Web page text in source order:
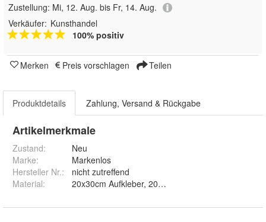
Zustellung: Mi, 12. Aug. bis Fr, 14. Aug.
Verkäufer: Kunsthandel
100% positiv
Merken Preis vorschlagen Teilen
Produktdetails Zahlung, Versand & Rückgabe
Artikelmerkmale
Zustand:
Neu
Marke:
Markenlos
Hersteller Nr.:
nicht zutreffend
Material: 20x30cm Aufkleber, 20x30cm PVC-Schild,